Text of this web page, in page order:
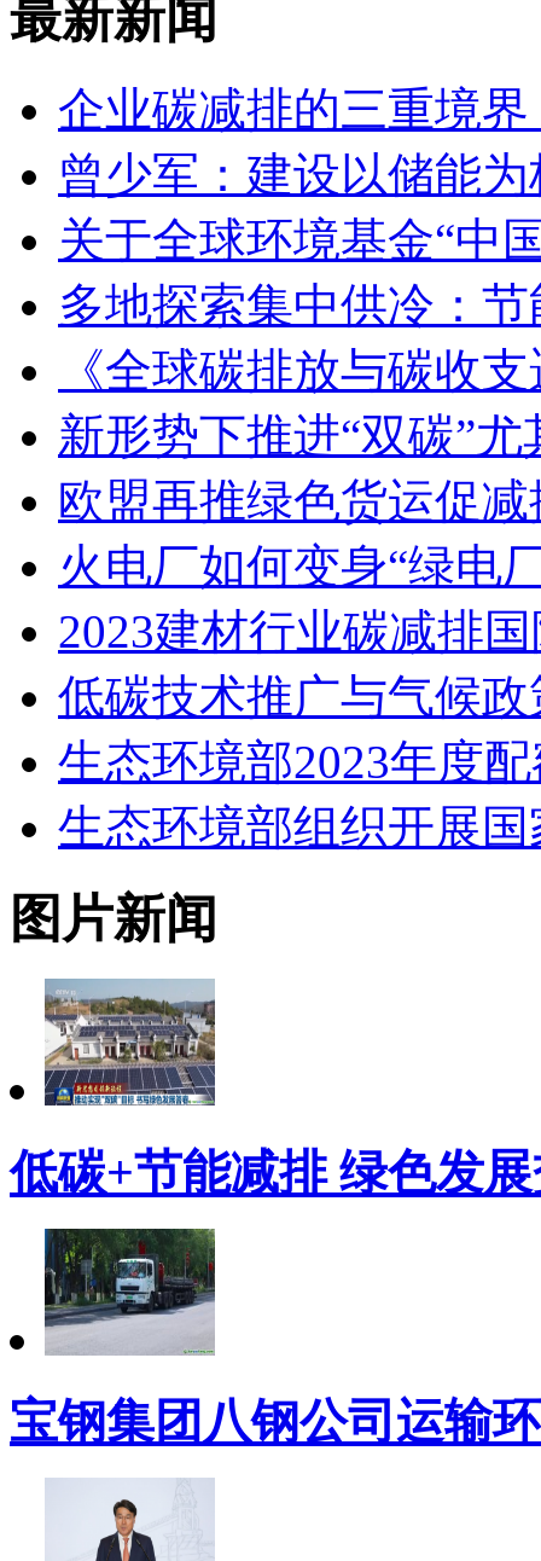
最新新闻
企业碳减排的三重境
曾少军：建设以储能
关于全球环境基金“中
多地探索集中供冷：
《全球碳排放与碳收
新形势下推进“双碳”
欧盟再推绿色货运促
火电厂如何变身“绿电
2023建材行业碳减排
低碳技术推广与气候
生态环境部2023年度
生态环境部组织开展
图片新闻
低碳+节能减排 绿色发
宝钢集团八钢公司运输